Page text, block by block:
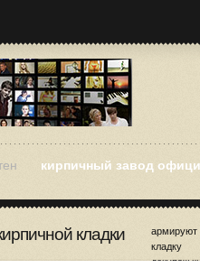
кирпичный завод
армируют
кладку
декупаж
кладки